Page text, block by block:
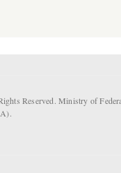
Reserved. Ministry of